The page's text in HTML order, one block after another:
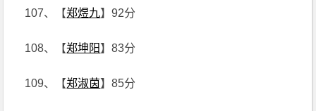
107、【郑煜九】92分
108、【郑坤阳】83分
109、【郑淑茵】85分